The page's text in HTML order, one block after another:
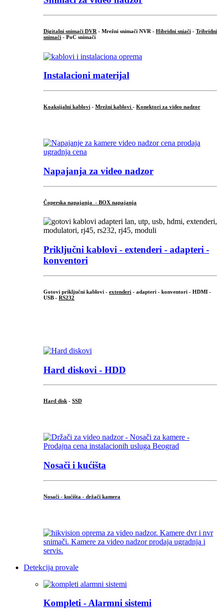
Digitalni snimači DVR - Mrežni snimači NVR - Hibridni sniači - Tribridni
snimači - PoC snimači
Instalacioni materijal
Koaksijalni kablovi - Mrežni kablovi - Konektori za video nadzor
Napajanja za video nadzor
Čoperska napajanja - BOX napajanja
Priključni kablovi - extenderi - adapteri -
konventori
Gotovi priključni kablovi - extenderi - adapteri - konventori - HDMI -
USB - RS232
Hard diskovi - HDD
Hard disk - SSD
Nosači i kućišta
Nosači - kućišta - držači kamera
Detekcija provale
Kompleti - Alarmni sistemi